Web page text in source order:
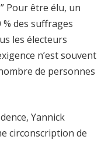
Pour être élu, un
des suffrages
les électeurs
n’est souvent
de personnes
Yannick
circonscription de